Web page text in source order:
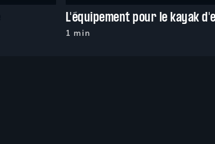
1 min